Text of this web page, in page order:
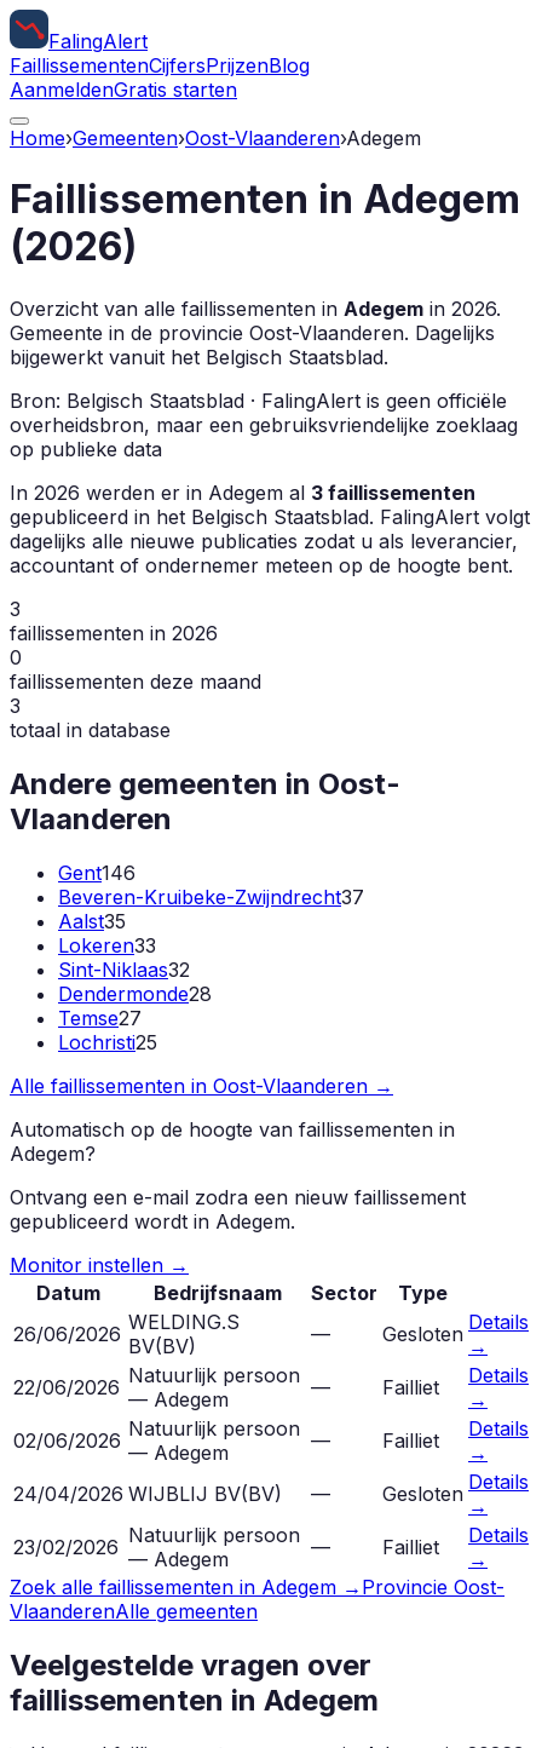
FalingAlert
FaillissementenCijfersPrijzenBlog
AanmeldenGratis starten
Home›Gemeenten›Oost-Vlaanderen›Adegem
Faillissementen in Adegem
(2026)
Overzicht van alle faillissementen in Adegem in 2026.
Gemeente in de provincie Oost-Vlaanderen. Dagelijks
bijgewerkt vanuit het Belgisch Staatsblad.
Bron: Belgisch Staatsblad · FalingAlert is geen officiële
overheidsbron, maar een gebruiksvriendelijke zoeklaag
op publieke data
In 2026 werden er in Adegem al 3 faillissementen
gepubliceerd in het Belgisch Staatsblad. FalingAlert volgt
dagelijks alle nieuwe publicaties zodat u als leverancier,
accountant of ondernemer meteen op de hoogte bent.
3
faillissementen in 2026
0
faillissementen deze maand
3
totaal in database
Andere gemeenten in Oost-
Vlaanderen
Gent146
Beveren-Kruibeke-Zwijndrecht37
Aalst35
Lokeren33
Sint-Niklaas32
Dendermonde28
Temse27
Lochristi25
Alle faillissementen in Oost-Vlaanderen →
Automatisch op de hoogte van faillissementen in
Adegem?
Ontvang een e-mail zodra een nieuw faillissement
gepubliceerd wordt in Adegem.
Monitor instellen →
Datum
Bedrijfsnaam Sector
Type
26/06/2026 WELDING.S
BV(BV) — Gesloten Details
→
22/06/2026 Natuurlijk persoon
— Adegem
— Failliet
Details
→
02/06/2026 Natuurlijk persoon
— Adegem
— Failliet
Details
→
24/04/2026 WIJBLIJ BV(BV) — Gesloten Details
→
23/02/2026 Natuurlijk persoon
— Adegem
— Failliet
Details
→
Zoek alle faillissementen in Adegem → Provincie Oost-
VlaanderenAlle gemeenten
Veelgestelde vragen over
faillissementen in Adegem